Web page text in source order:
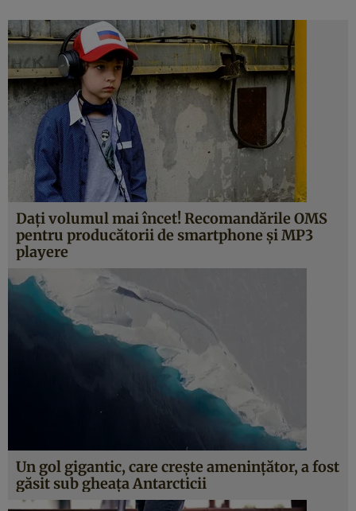
Daţi volumul mai încet! Recomandările OMS
pentru producătorii de smartphone şi MP3
playere
Un gol gigantic, care creşte ameninţător, a fost
găsit sub gheaţa Antarcticii